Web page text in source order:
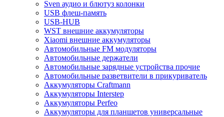
Sven аудио и блютуз колонки
USB флеш-память
USB-HUB
WST внешние аккумуляторы
Xiaomi внешние аккумуляторы
Автомобильные FM модуляторы
Автомобильные держатели
Автомобильные зарядные устройства прочие
Автомобильные разветвители в прикуриватель
Аккумуляторы Craftmann
Аккумуляторы Interstep
Аккумуляторы Perfeo
Аккумуляторы для планшетов универсальные